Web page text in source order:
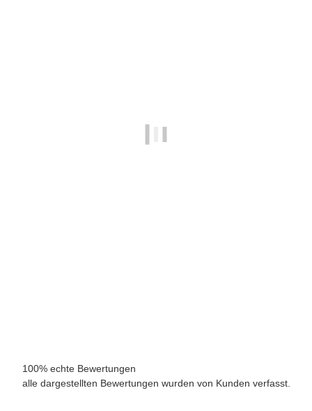
100% echte Bewertungen
alle dargestellten Bewertungen wurden von Kunden verfasst.